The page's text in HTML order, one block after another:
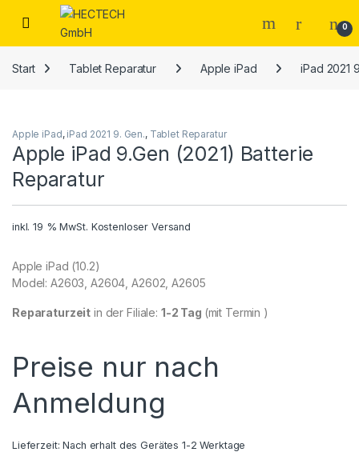
Open 0
Start Tablet Reparatur Apple iPad iPad 2021
Apple iPad, iPad 2021 9. Gen., Tablet Reparatur
Apple iPad 9.Gen (2021) Batterie
Reparatur
inkl. 19 % MwSt. Kostenloser Versand
Apple iPad (10.2)
Model: A2603, A2604, A2602, A2605
Reparaturzeit in der Filiale: 1-2 Tag (mit Termin )
Preise nur nach
Anmeldung
Lieferzeit:Nach erhalt des Gerätes 1-2 Werktage